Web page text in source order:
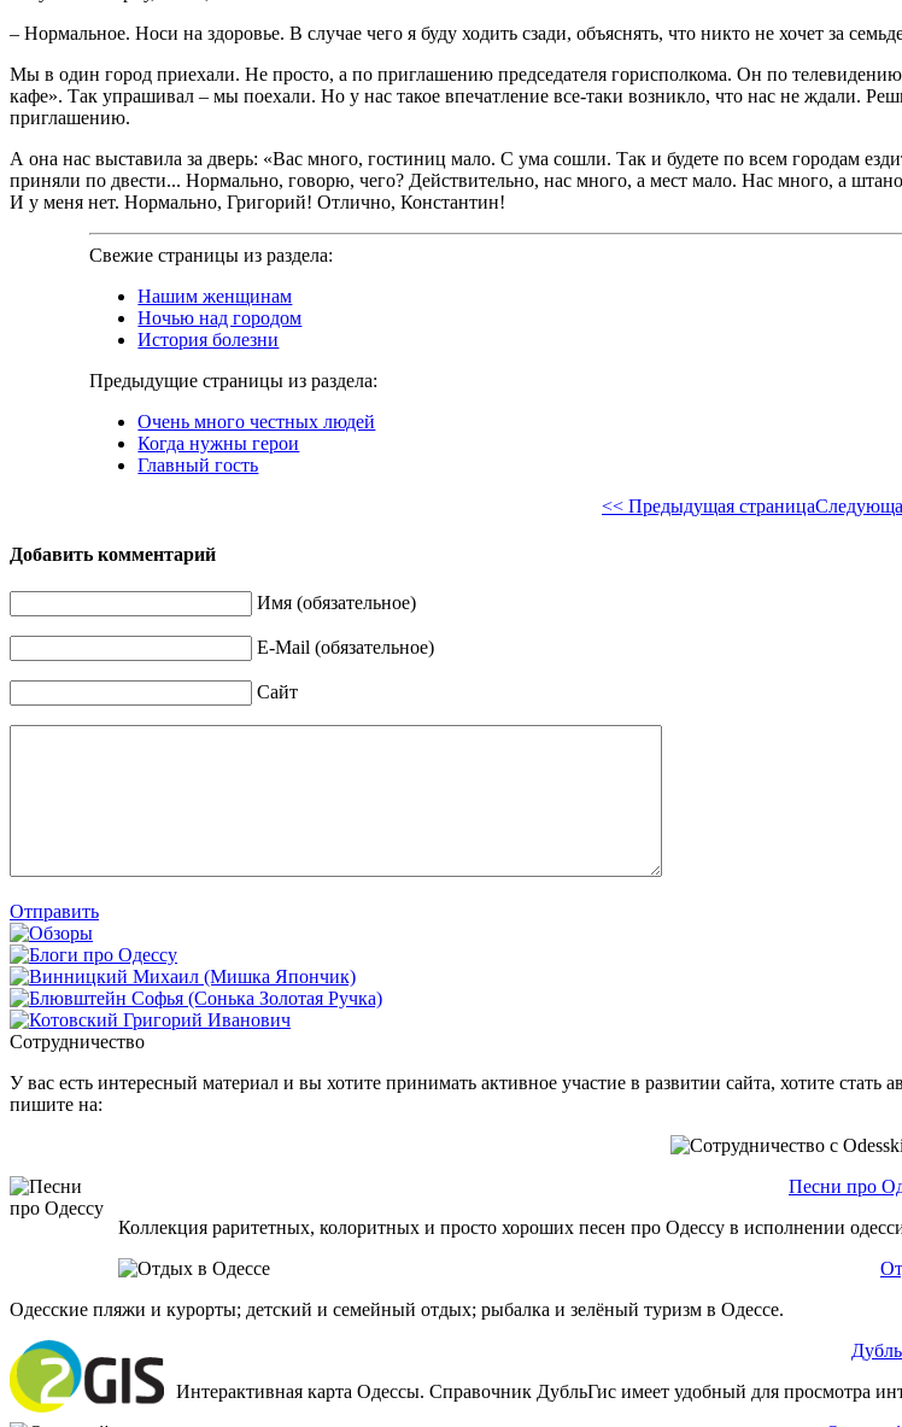
– Нормальное. Носи на здоровье. В случае чего я буду ходить сзади, объяснять, что никто не хочет за
Мы в один город приехали. Не просто, а по приглашению председателя горисполкома. Он по
кафе». Так упрашивал – мы поехали. Но у нас такое впечатление все-таки возникло, что нас не ждали.
приглашению.
А она нас выставила за дверь: «Вас много, гостиниц мало. С ума сошли. Так и будете по всем городам
приняли по двести... Нормально, говорю, чего? Действительно, нас много, а мест мало. Нас много, а
И у меня нет. Нормально, Григорий! Отлично, Константин!
Свежие страницы из раздела:
Нашим женщинам
Ночью над городом
История болезни
Предыдущие страницы из раздела:
Очень много честных людей
Когда нужны герои
Главный гость
<< Предыдущая страница
Добавить комментарий
Имя (обязательное)
E-Mail (обязательное)
Сайт
Отправить
Сотрудничество
У вас есть интересный материал и вы хотите принимать активное участие в развитии сайта, хотите
пишите на:
Песни про
Коллекция раритетных, колоритных и просто хороших песен про Одессу в исполнении
Одесские пляжи и курорты; детский и семейный отдых; рыбалка и зелёный туризм в Одессе.
Интерактивная карта Одессы. Справочник ДубльГис имеет удобный для просмотра